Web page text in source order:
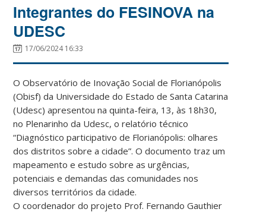
Integrantes do FESINOVA na
UDESC
17/06/2024 16:33
O Observatório de Inovação Social de Florianópolis
(Obisf) da Universidade do Estado de Santa Catarina
(Udesc) apresentou na quinta-feira, 13, às 18h30,
no Plenarinho da Udesc, o relatório técnico
“Diagnóstico participativo de Florianópolis: olhares
dos distritos sobre a cidade”. O documento traz um
mapeamento e estudo sobre as urgências,
potenciais e demandas das comunidades nos
diversos territórios da cidade.
O coordenador do projeto Prof. Fernando Gauthier